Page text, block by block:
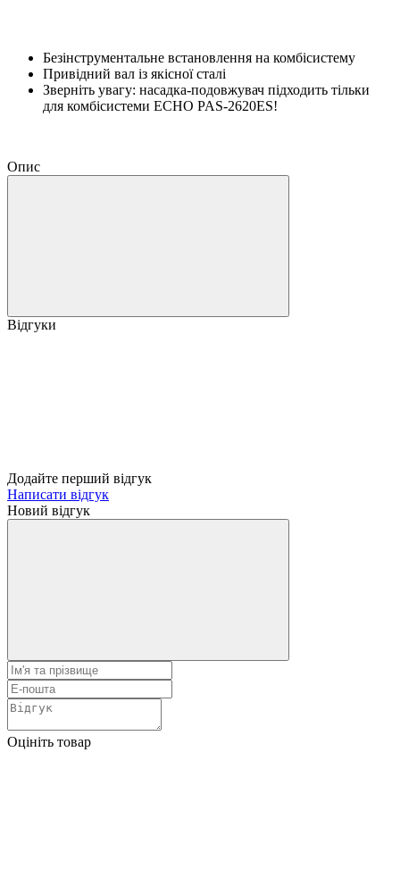
Безінструментальне встановлення на комбісистему
Привідний вал із якісної сталі
Зверніть увагу: насадка-подовжувач підходить тільки
для комбісистеми ECHO PAS-2620ES!
Опис
Відгуки
Додайте перший відгук
Написати відгук
Новий відгук
Оцініть товар